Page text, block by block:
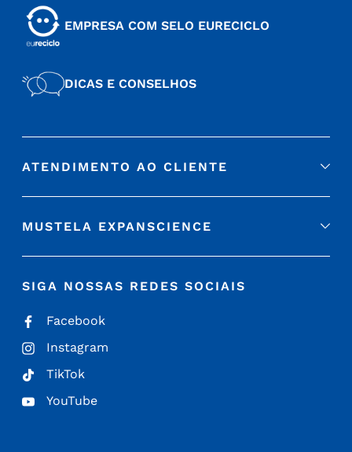
EMPRESA COM SELO EURECICLO
DICAS E CONSELHOS
ATENDIMENTO AO CLIENTE
MUSTELA EXPANSCIENCE
SIGA NOSSAS REDES SOCIAIS
Facebook
Instagram
TikTok
YouTube